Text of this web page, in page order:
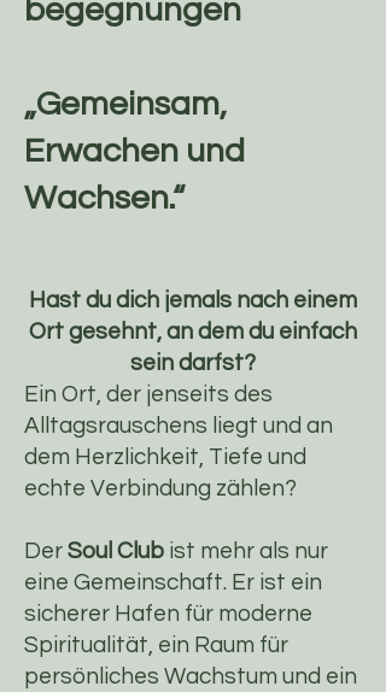
begegnungen
„Gemeinsam,
Erwachen und
Wachsen.“
Hast du dich jemals nach einem
Ort gesehnt, an dem du einfach
sein darfst?
Ein Ort, der jenseits des
Alltagsrauschens liegt und an
dem Herzlichkeit, Tiefe und
echte Verbindung zählen?
Der Soul Club ist mehr als nur
eine Gemeinschaft. Er ist ein
sicherer Hafen für moderne
Spiritualität, ein Raum für
persönliches Wachstum und ein